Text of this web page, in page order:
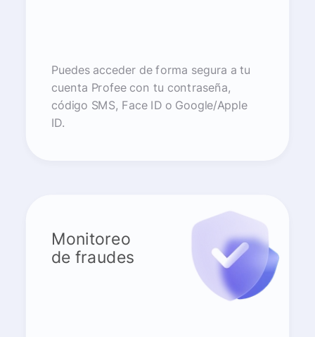
Puedes acceder de forma segura a tu
cuenta Profee con tu contraseña,
código SMS, Face ID o Google/Apple
ID.
Monitoreo
de fraudes